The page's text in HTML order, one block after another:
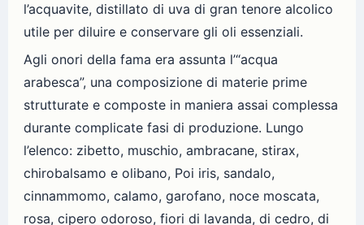
l’acquavite, distillato di uva di gran tenore alcolico
utile per diluire e conservare gli oli essenziali.
Agli onori della fama era assunta l’“acqua
arabesca”, una composizione di materie prime
strutturate e composte in maniera assai complessa
durante complicate fasi di produzione. Lungo
l’elenco: zibetto, muschio, ambracane, stirax,
chirobalsamo e olibano, Poi iris, sandalo,
cinnammomo, calamo, garofano, noce moscata,
rosa, cipero odoroso, fiori di lavanda, di cedro, di